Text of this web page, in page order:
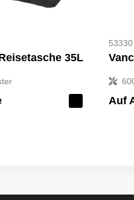
35L
53330
Auf